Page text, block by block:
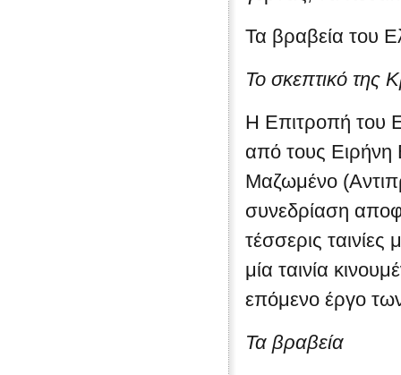
Τα βραβεία του
Το σκεπτικό της
Η Επιτροπή του
από τους Ειρήνη
Μαζωμένο
συνεδρίαση
τέσσερις
μία ταινία
επόμενο έργο
Τα βραβεία